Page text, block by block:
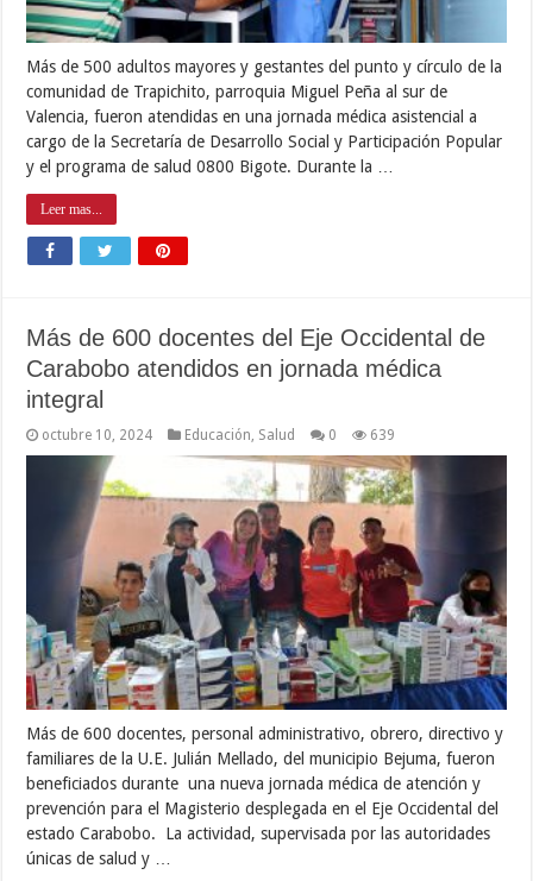
Más de 500 adultos mayores y gestantes del punto y círculo de la
comunidad de Trapichito, parroquia Miguel Peña al sur de
Valencia, fueron atendidas en una jornada médica asistencial a
cargo de la Secretaría de Desarrollo Social y Participación Popular
y el programa de salud 0800 Bigote. Durante la …
Leer mas...
Más de 600 docentes del Eje Occidental de
Carabobo atendidos en jornada médica
integral
octubre 10, 2024 Educación Salud 0 639
Más de 600 docentes, personal administrativo, obrero, directivo y
familiares de la U.E. Julián Mellado, del municipio Bejuma, fueron
beneficiados durante una nueva jornada médica de atención y
prevención para el Magisterio desplegada en el Eje Occidental del
estado Carabobo. La actividad, supervisada por las autoridades
únicas de salud y …